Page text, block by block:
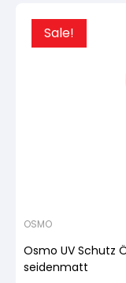
Sale!
OSMO
Osmo UV Schutz
seidenmatt